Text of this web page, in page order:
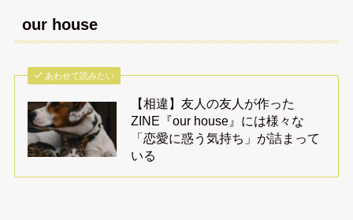
our house
あわせて読みたい
【相違】友人の友人が作った
ZINE『our house』には様々な
「恋愛に惑う気持ち」が詰まって
いる